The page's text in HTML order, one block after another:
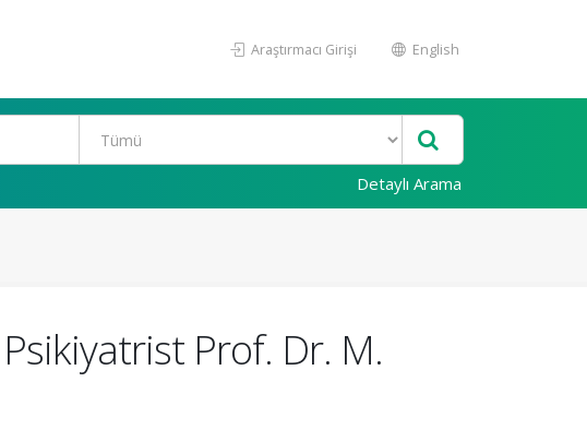
Araştırmacı Girişi English
Detaylı Arama
Prof. Dr. M.